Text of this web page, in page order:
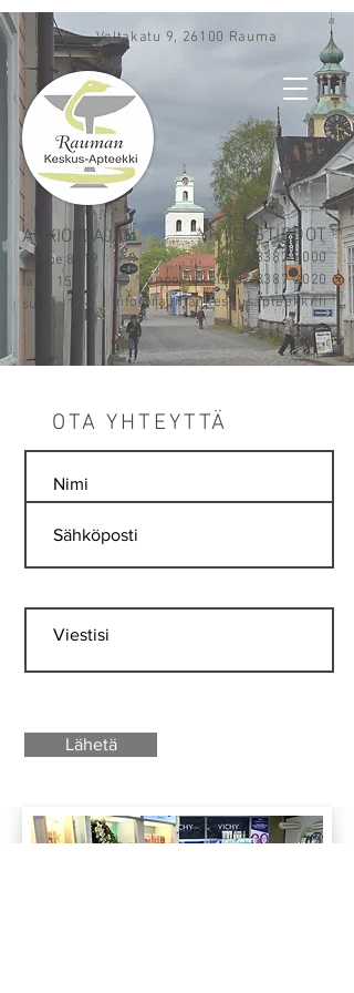
AUKIOLOAJAT
ma-pe 8 -19
la 9 - 15
su 10 - 16
YHTEYSTIEDOT
02 8387 2000
annosjakelu 02 8387 2020
info@raumankeskusapteekki.fi
Valtakatu 9, 26100 Rauma
OTA YHTEYTTÄ
Lähetä